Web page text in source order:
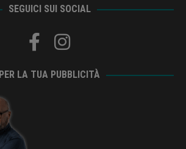
SEGUICI SUI SOCIAL
PER LA TUA PUBBLICITÀ